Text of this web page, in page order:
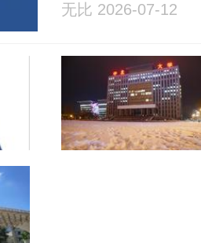
无比 2026-07-12